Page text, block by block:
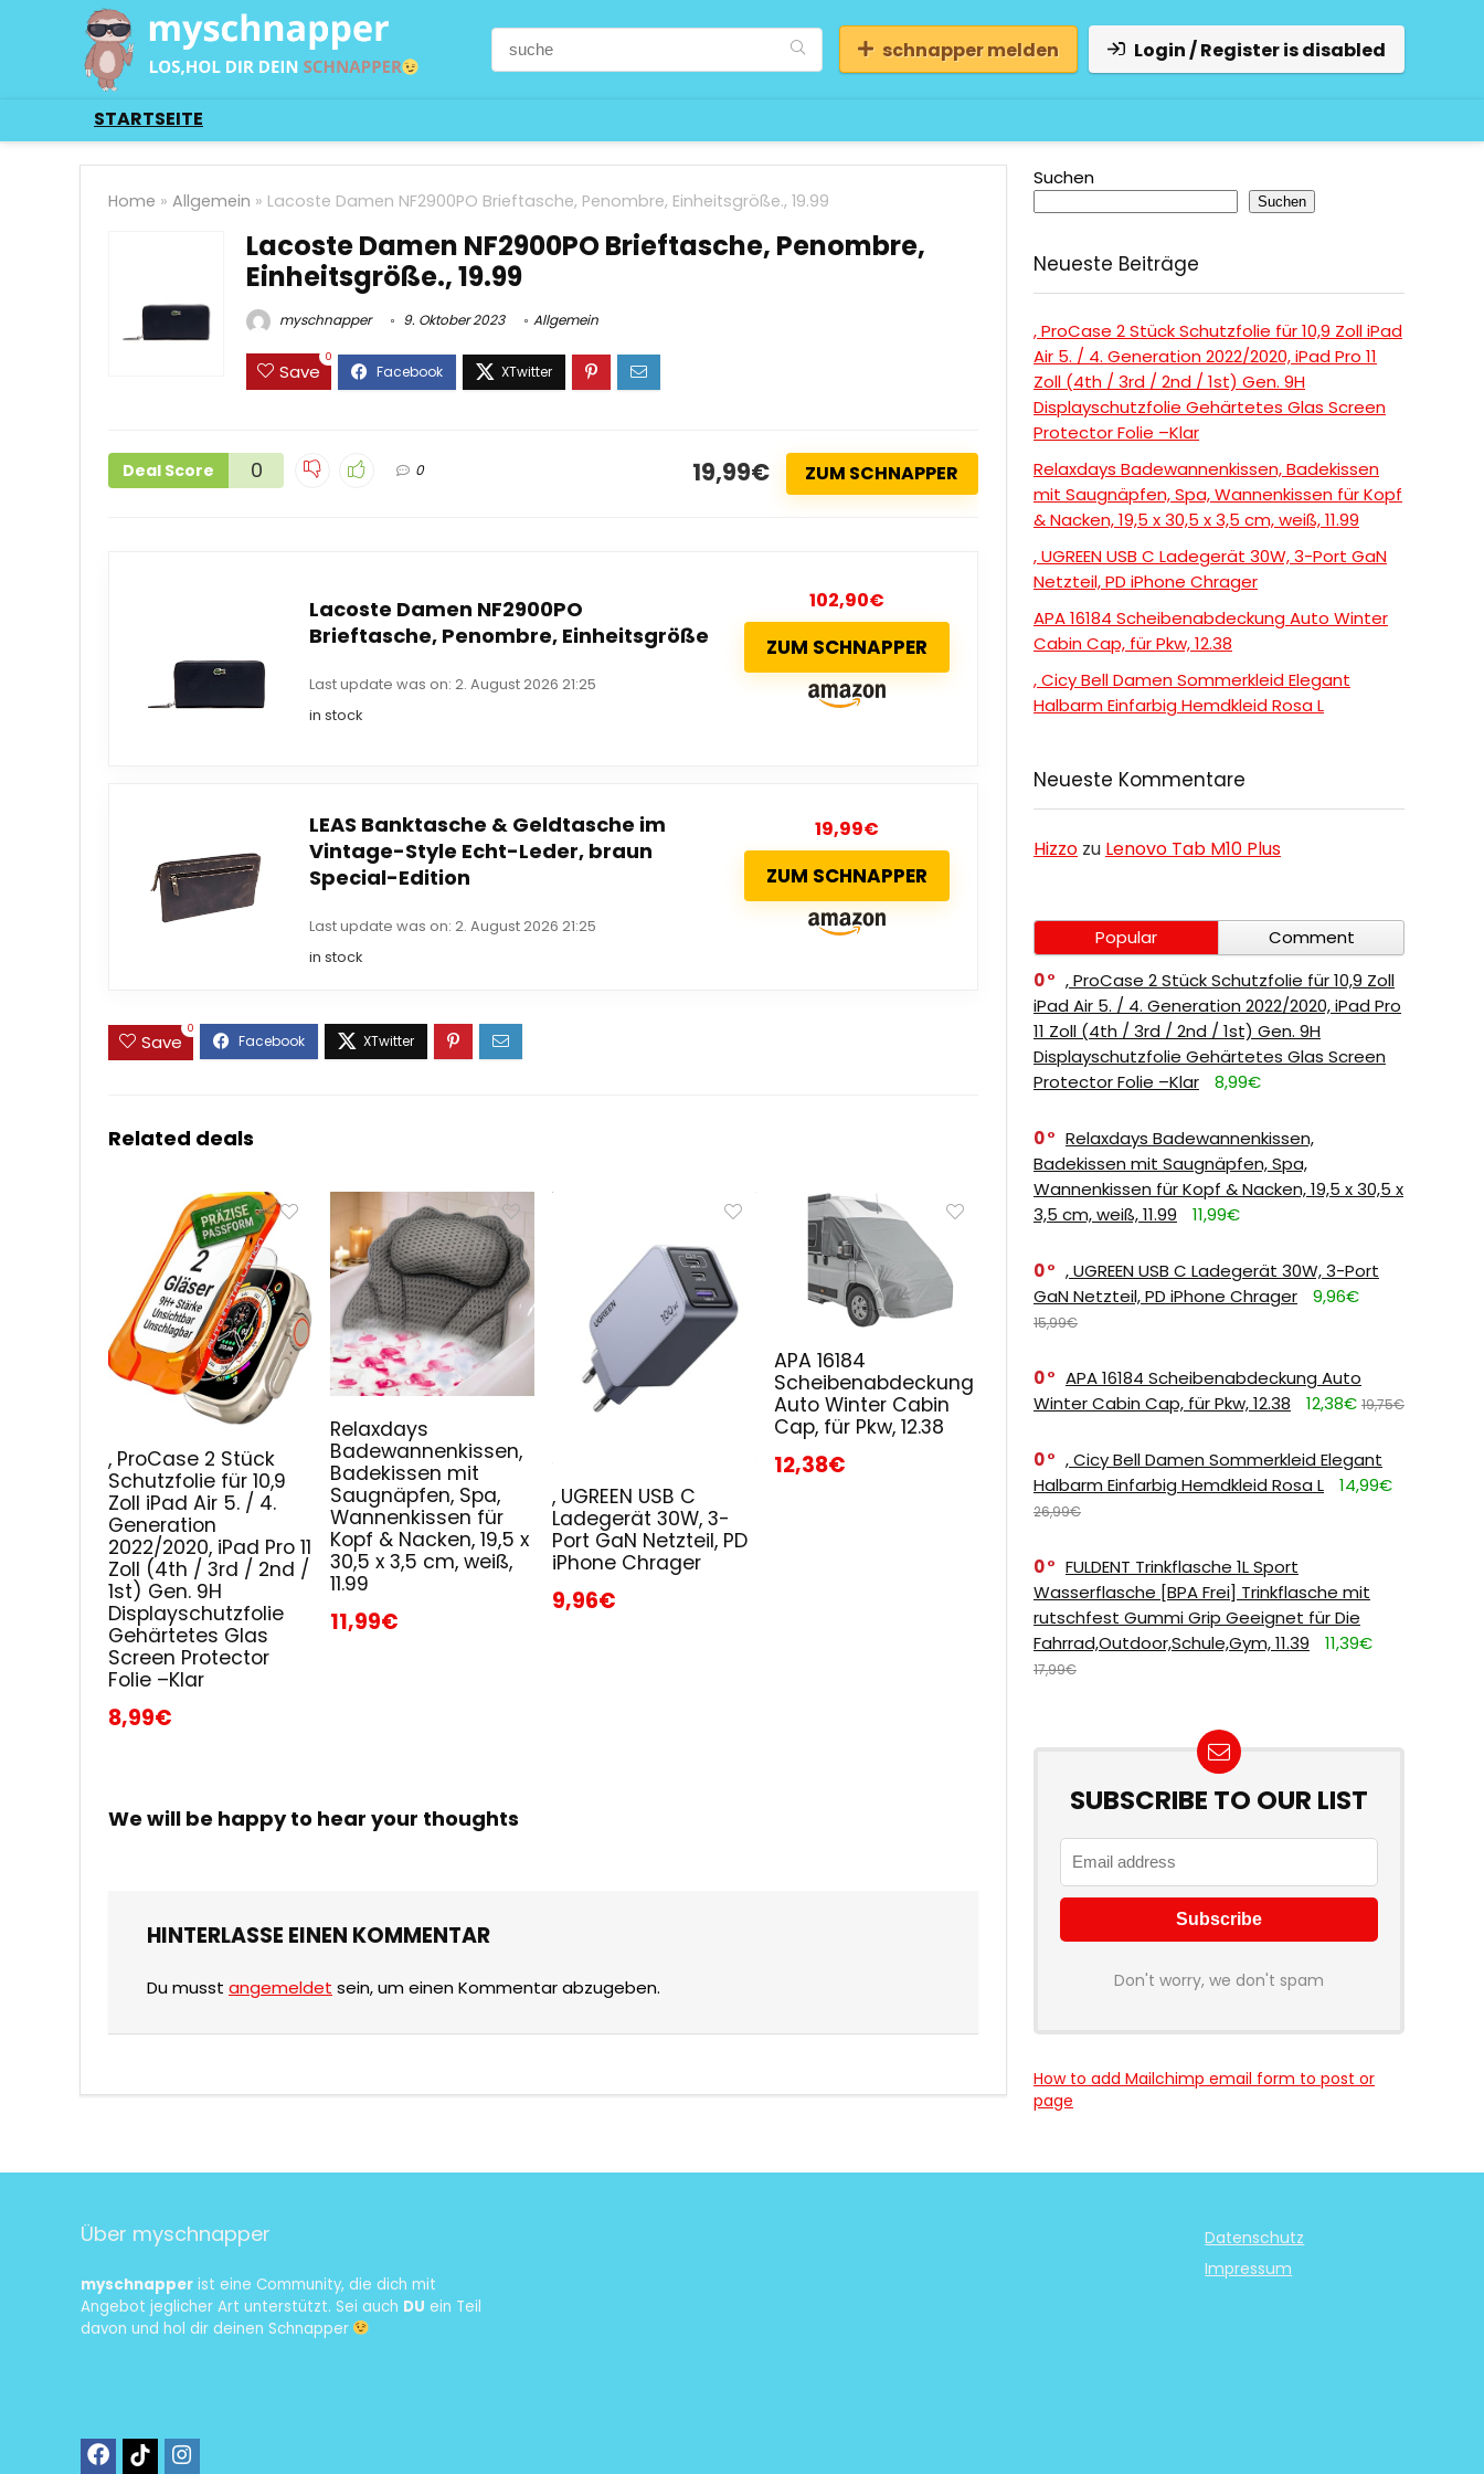
schnapper melden Login / Register is disabled
STARTSEITE
Home » Allgemein » Lacoste Damen NF2900PO Brieftasche, Penombre, Einheitsgröße., 19.99
Lacoste Damen NF2900PO Brieftasche, Penombre,
Einheitsgröße., 19.99
myschnapper 9. Oktober 2023 Allgemein
Save
0
Deal Score 0 0 19,99€ ZUM SCHNAPPER
Lacoste Damen NF2900PO
Brieftasche, Penombre, Einheitsgröße
Last update was on: 2. August 2026 21:25
in stock
102,90€
ZUM SCHNAPPER
LEAS Banktasche & Geldtasche im
Vintage-Style Echt-Leder, braun
Special-Edition
Last update was on: 2. August 2026 21:25
in stock
19,99€
ZUM SCHNAPPER
Save
0
Related deals
, ProCase 2 Stück
Schutzfolie für 10,9
Zoll iPad Air 5. / 4.
Generation
2022/2020, iPad Pro 11
Zoll (4th / 3rd / 2nd /
1st) Gen. 9H
Displayschutzfolie
Gehärtetes Glas
Screen Protector
Folie –Klar
8,99€
Relaxdays
Badewannenkissen,
Badekissen mit
Saugnäpfen, Spa,
Wannenkissen für
Kopf & Nacken, 19,5 x
30,5 x 3,5 cm, weiß,
11.99
11,99€
, UGREEN USB C
Ladegerät 30W, 3-
Port GaN Netzteil, PD
iPhone Chrager
9,96€
APA 16184
Scheibenabdeckung
Auto Winter Cabin
Cap, für Pkw, 12.38
12,38€
We will be happy to hear your thoughts
HINTERLASSE EINEN KOMMENTAR
Du musst angemeldet sein, um einen Kommentar abzugeben.
Suchen
Suchen
Neueste Beiträge
, ProCase 2 Stück Schutzfolie für 10,9 Zoll iPad
Air 5. / 4. Generation 2022/2020, iPad Pro 11
Zoll (4th / 3rd / 2nd / 1st) Gen. 9H
Displayschutzfolie Gehärtetes Glas Screen
Protector Folie –Klar
Relaxdays Badewannenkissen, Badekissen
mit Saugnäpfen, Spa, Wannenkissen für Kopf
& Nacken, 19,5 x 30,5 x 3,5 cm, weiß, 11.99
, UGREEN USB C Ladegerät 30W, 3-Port GaN
Netzteil, PD iPhone Chrager
APA 16184 Scheibenabdeckung Auto Winter
Cabin Cap, für Pkw, 12.38
, Cicy Bell Damen Sommerkleid Elegant
Halbarm Einfarbig Hemdkleid Rosa L
Neueste Kommentare
Hizzo zu Lenovo Tab M10 Plus
Popular
Comment
0
, ProCase 2 Stück Schutzfolie für 10,9 Zoll
iPad Air 5. / 4. Generation 2022/2020, iPad Pro
11 Zoll (4th / 3rd / 2nd / 1st) Gen. 9H
Displayschutzfolie Gehärtetes Glas Screen
Protector Folie –Klar
8,99€
0
Relaxdays Badewannenkissen,
Badekissen mit Saugnäpfen, Spa,
Wannenkissen für Kopf & Nacken, 19,5 x 30,5 x
3,5 cm, weiß, 11.99
11,99€
0
, UGREEN USB C Ladegerät 30W, 3-Port
GaN Netzteil, PD iPhone Chrager
9,96€
15,99€
0
APA 16184 Scheibenabdeckung Auto
Winter Cabin Cap, für Pkw, 12.38
12,38€ 19,75€
0
, Cicy Bell Damen Sommerkleid Elegant
Halbarm Einfarbig Hemdkleid Rosa L
14,99€
26,99€
0
FULDENT Trinkflasche 1L Sport
Wasserflasche [BPA Frei] Trinkflasche mit
rutschfest Gummi Grip Geeignet für Die
Fahrrad,Outdoor,Schule,Gym, 11.39
11,39€
17,99€
SUBSCRIBE TO OUR LIST
Don't worry, we don't spam
How to add Mailchimp email form to post or
page
Über myschnapper
myschnapperist eine Community, die dich mit
Angebot jeglicher Art unterstützt. Sei auch DU ein Teil
davon und hol dir deinen Schnapper
Datenschutz
Impressum